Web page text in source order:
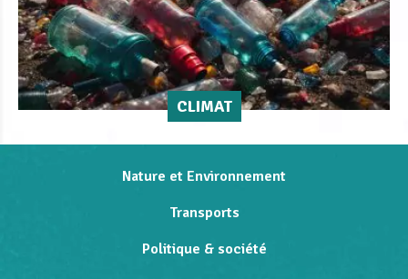
CLIMAT
Nature et Environnement
Transports
Politique & société